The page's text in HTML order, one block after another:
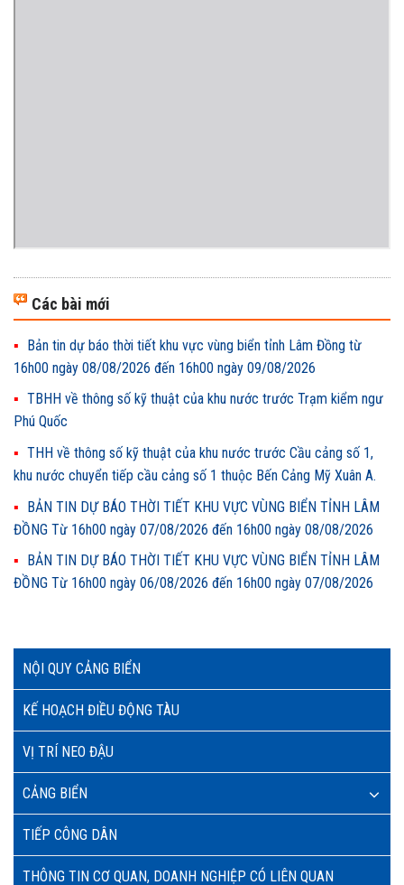
NỘI QUY CẢNG BIỂN
KẾ HOẠCH ĐIỀU ĐỘNG TÀU
VỊ TRÍ NEO ĐẬU
CẢNG BIỂN
TIẾP CÔNG DÂN
THÔNG TIN CƠ QUAN, DOANH NGHIỆP CÓ LIÊN QUAN
Các bài mới
Bản tin dự báo thời tiết khu vực vùng biển tỉnh Lâm Đồng từ
16h00 ngày 08/08/2026 đến 16h00 ngày 09/08/2026
TBHH về thông số kỹ thuật của khu nước trước Trạm kiểm ngư
Phú Quốc
THH về thông số kỹ thuật của khu nước trước Cầu cảng số 1,
khu nước chuyển tiếp cầu cảng số 1 thuộc Bến Cảng Mỹ Xuân A.
BẢN TIN DỰ BÁO THỜI TIẾT KHU VỰC VÙNG BIỂN TỈNH LÂM
ĐỒNG Từ 16h00 ngày 07/08/2026 đến 16h00 ngày 08/08/2026
BẢN TIN DỰ BÁO THỜI TIẾT KHU VỰC VÙNG BIỂN TỈNH LÂM
ĐỒNG Từ 16h00 ngày 06/08/2026 đến 16h00 ngày 07/08/2026